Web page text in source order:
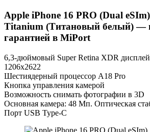
Apple iPhone 16 PRO (Dual
Titanium (Титановый белый) —
гарантией в MiPort
6,3-дюймовый Super Retina XDR
1206x2622
Шестиядерный процессор A18 Pro
Кнопка управления камерой
Возможность снимать фотографии в 3D
Основная камера: 48 Мп. Оптическая
Порт USB Type-C